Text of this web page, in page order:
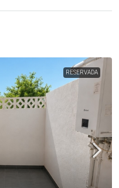
RESERVADA